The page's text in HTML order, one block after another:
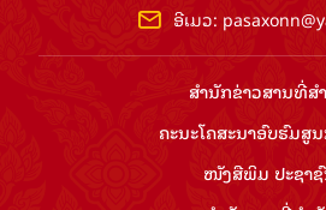
ອີເມວ:
ສຳ​ນັກ​ຂ່າວ​ສານ​ທີ່​ສ
ຄະນະໂຄສະນາອົບຮົມ​ສູ
ໜັງສືພິມ ປະ​ຊາ​